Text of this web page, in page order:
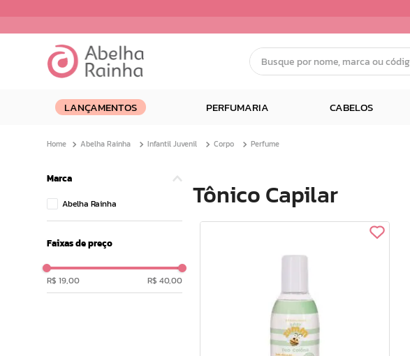
Busque por nome, marca ou código...
LANÇAMENTOS PERFUMARIA CABELOS
Abelha Rainha Infantil Juvenil Corpo Perfume
Marca
Abelha Rainha
Faixas de preço
R$ 19,00 R$ 40,00
Tônico Capilar
dermopes
3º
facial
renovil
9
camiseta
10º hidratante